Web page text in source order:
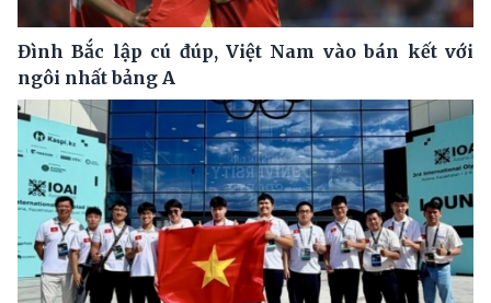
Đình Bắc lập cú đúp, Việt Nam vào bán kết với
ngôi nhất bảng A